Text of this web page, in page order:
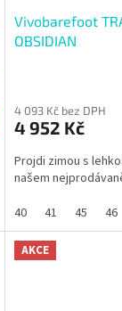
Vivobarefoot
OBSIDIAN
produktu
je
z
5
4 093 Kč bez DPH
4 952 Kč
Projdi zimou s
našem
40
41 45 46
AKCE